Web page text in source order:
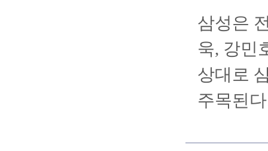
삼성은
욱, 강민
상대로
주목된